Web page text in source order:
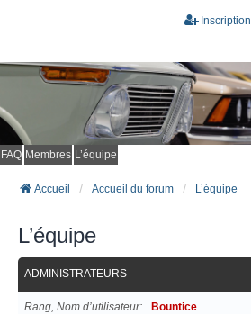
Inscription
FAQ Membres L’équipe
Accueil Accueil du forum L’équipe
L’équipe
ADMINISTRATEURS
Rang, Nom d’utilisateur Bountice